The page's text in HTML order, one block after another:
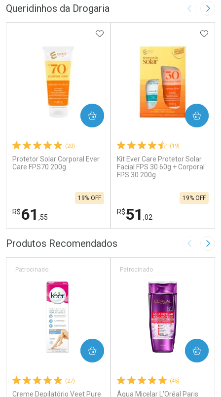
Queridinhos da Drogaria Imagem
(20)
Protetor Solar Corporal Ever
Care FPS70 200g
R$61 ,55
19% OFF
ADICIONAR AOS FAVORITOS
COMPRAR
FECHAR
Laboratório
Ativar Desconto
FECHAR
Por Menos
(19)
Kit Ever Care Protetor Solar
Facial FPS 30 60g + Corporal
FPS 30 200g
R$51 ,02
19% OFF
COMPRAR
Laboratório
Ativar Desconto
Por Menos
Produtos Recomendados Imagem
(27)
Creme Depilatório Veet Pure
Patrocinado
COMPRAR
(45)
Água Micelar L'Oréal Paris
Patrocinado
COMPRAR